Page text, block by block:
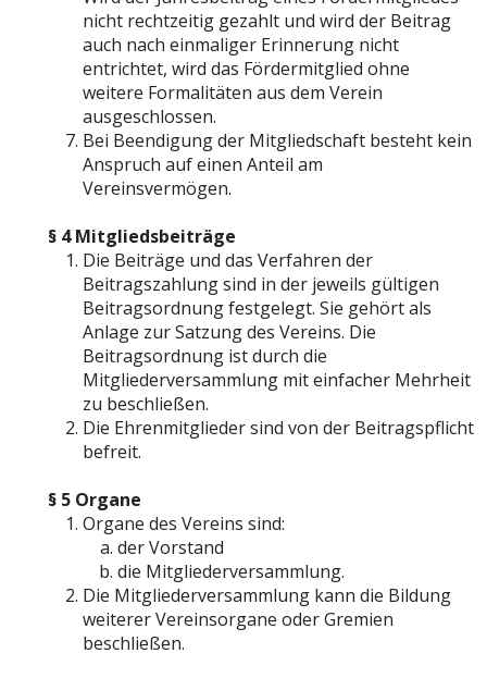
nicht rechtzeitig gezahlt und wird der Beitrag
auch nach einmaliger Erinnerung nicht
entrichtet, wird das Fördermitglied ohne
weitere Formalitäten aus dem Verein
ausgeschlossen.
Bei Beendigung der Mitgliedschaft besteht kein
Anspruch auf einen Anteil am
Vereinsvermögen.
§ 4 Mitgliedsbeiträge
Die Beiträge und das Verfahren der
Beitragszahlung sind in der jeweils gültigen
Beitragsordnung festgelegt. Sie gehört als
Anlage zur Satzung des Vereins. Die
Beitragsordnung ist durch die
Mitgliederversammlung mit einfacher Mehrheit
zu beschließen.
Die Ehrenmitglieder sind von der Beitragspflicht
befreit.
§ 5 Organe
Organe des Vereins sind:
der Vorstand
die Mitgliederversammlung.
Die Mitgliederversammlung kann die Bildung
weiterer Vereinsorgane oder Gremien
beschließen.